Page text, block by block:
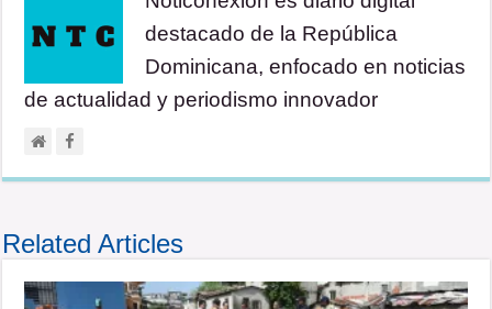
destacado de la República
Dominicana, enfocado en noticias
de actualidad y periodismo innovador
Related Articles